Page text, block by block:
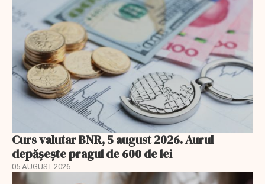
Curs valutar BNR, 5 august 2026. Aurul
depășește pragul de 600 de lei
05 AUGUST 2026